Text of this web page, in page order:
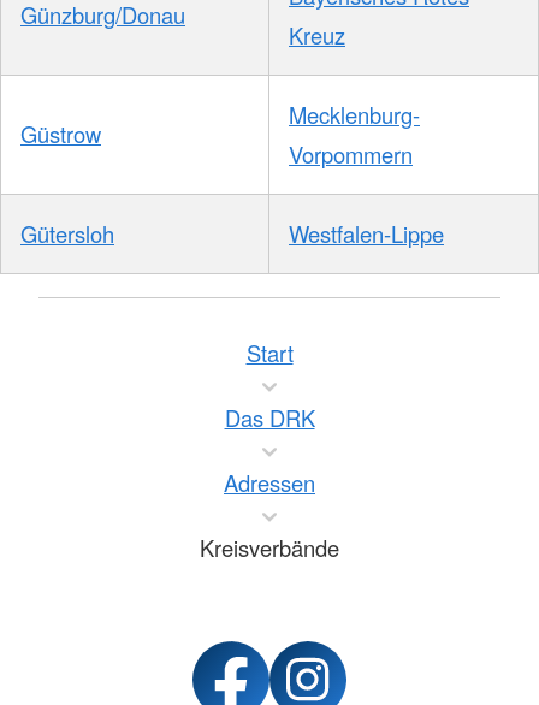
Günzburg/Donau
Kreuz
Güstrow
Mecklenburg-
Vorpommern
Gütersloh Westfalen-Lippe
Start
Das DRK
Adressen
Kreisverbände